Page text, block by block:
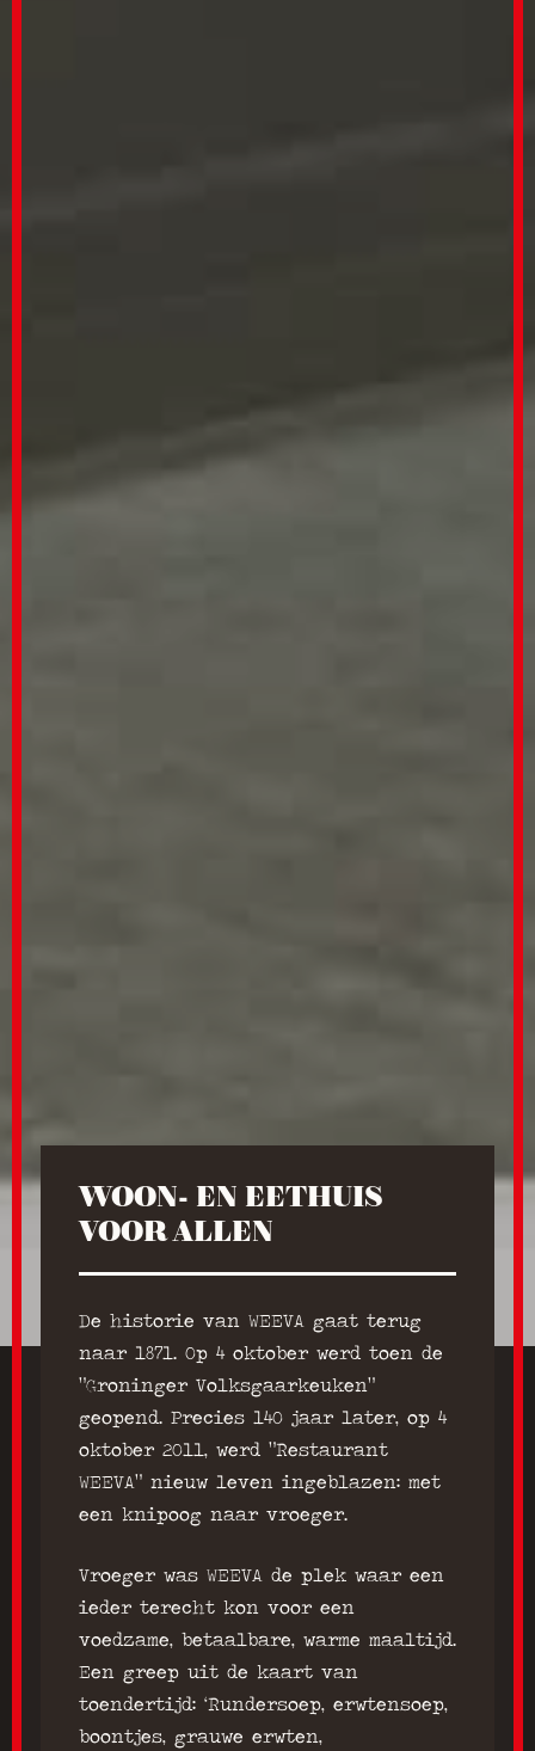
WOON- EN EETHUIS
VOOR ALLEN
De historie van WEEVA gaat terug
naar 1871. Op 4 oktober werd toen de
“Groninger Volksgaarkeuken”
geopend. Precies 140 jaar later, op 4
oktober 2011, werd “Restaurant
WEEVA” nieuw leven ingeblazen: met
een knipoog naar vroeger.
Vroeger was WEEVA de plek waar een
ieder terecht kon voor een
voedzame, betaalbare, warme maaltijd.
Een greep uit de kaart van
toendertijd: ‘Rundersoep, erwtensoep,
boontjes, grauwe erwten,